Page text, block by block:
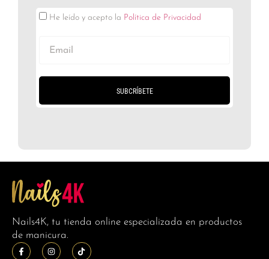
He leído y acepto la Política de Privacidad
SUBCRÍBETE
Nails4K, tu tienda online especializada en productos
de manicura.